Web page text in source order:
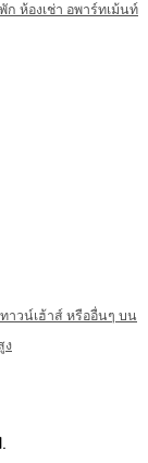
ห้องเช่า อพาร์ทเม้นท์
วน์เฮ้าส์ หรืออื่นๆ บน
ง